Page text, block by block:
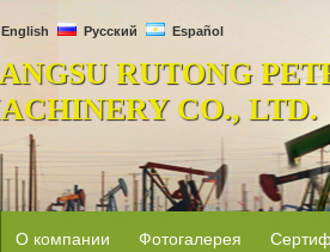
English Русский Español
RUTONG
CO., LTD.
О компании Фотогалерея